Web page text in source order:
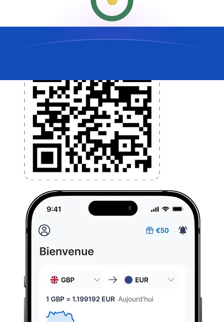
l'application dès aujourd'hui !